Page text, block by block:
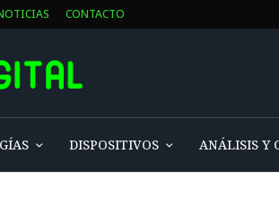
CONTACTO
DISPOSITIVOS ANÁLISIS Y